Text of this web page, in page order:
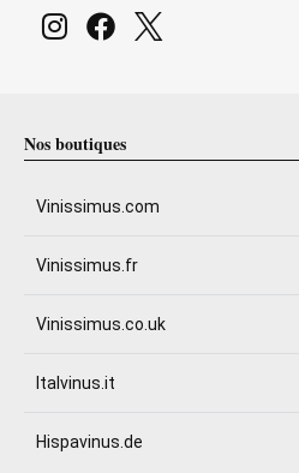
Nos boutiques
Vinissimus.com
Vinissimus.fr
Vinissimus.co.uk
Italvinus.it
Hispavinus.de